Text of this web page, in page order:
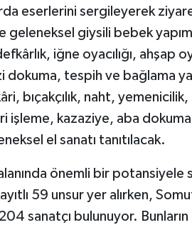
eserlerini sergileyerek
geleneksel giysili bebek
iğne oyacılığı, ahşap
dokuma, tespih ve bağlama
bıçakçılık, naht,
işleme, kazaziye, aba
el sanatı tanıtılacak.
önemli bir potansiyele
59 unsur yer alırken,
204 sanatçı bulunuyor.